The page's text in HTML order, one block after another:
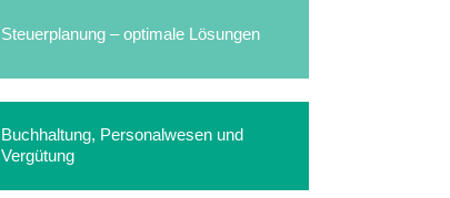
Steuerplanung – optimale Lösungen
Buchhaltung, Personalwesen und
Vergütung